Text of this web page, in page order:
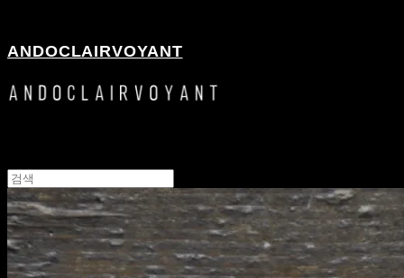
ANDOCLAIRVOYANT